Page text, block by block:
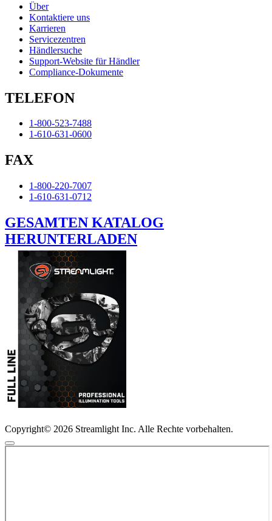
Über
Kontaktiere uns
Karrieren
Servicezentren
Händlersuche
Support-Website für Händler
Compliance-Dokumente
TELEFON
1-800-523-7488
1-610-631-0600
FAX
1-800-220-7007
1-610-631-0712
GESAMTEN KATALOG
HERUNTERLADEN
Copyright© 2026 Streamlight Inc. Alle Rechte vorbehalten.